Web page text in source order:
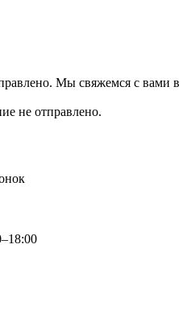
Мы свяжемся с вами в
не отправлено.